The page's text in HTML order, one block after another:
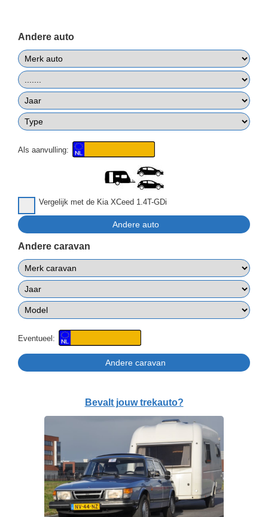
Andere auto
Als aanvulling:
Vergelijk met de Kia XCeed 1.4T-GDi
Andere caravan
Eventueel:
Bevalt jouw trekauto?